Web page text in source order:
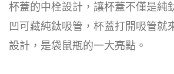
杯蓋的中栓設計，讓杯蓋不僅是純
凹可藏純鈦吸管，杯蓋打開吸管就
設計，是袋鼠瓶的一大亮點。